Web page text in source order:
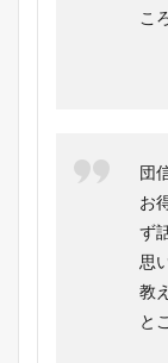
こ
団
お
ず
思
教
と